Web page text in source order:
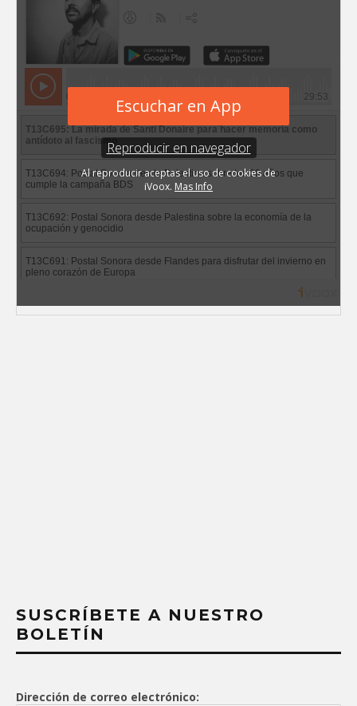
SUSCRÍBETE A NUESTRO
BOLETÍN
Dirección de correo electrónico: